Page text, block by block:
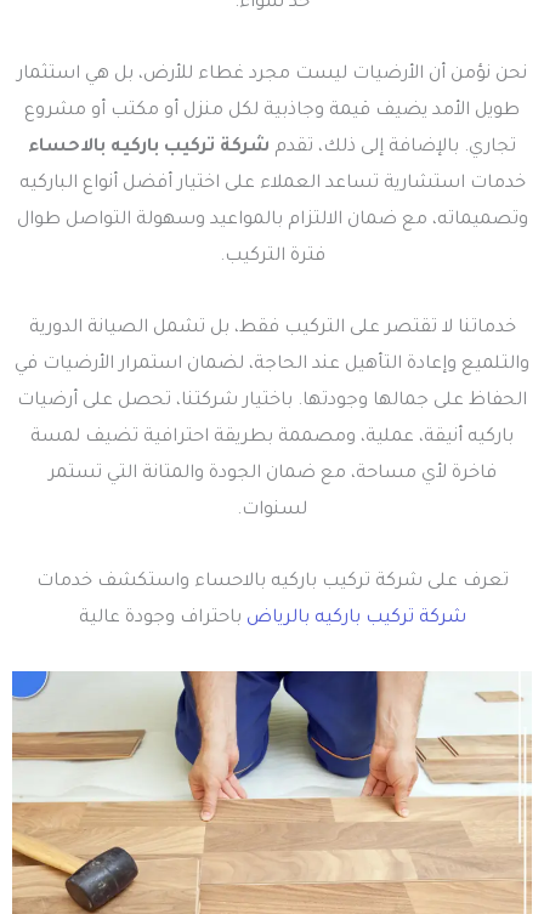
نحن نؤمن أن الأرضيات ليست مجرد غطاء للأرض، بل هي استثمار
طويل الأمد يضيف قيمة وجاذبية لكل منزل أو مكتب أو مشروع
تجاري. بالإضافة إلى ذلك، تقدم شركة تركيب باركيه بالاحساء
خدمات استشارية تساعد العملاء على اختيار أفضل أنواع الباركيه
وتصميماته، مع ضمان الالتزام بالمواعيد وسهولة التواصل طوال
فترة التركيب.
خدماتنا لا تقتصر على التركيب فقط، بل تشمل الصيانة الدورية
والتلميع وإعادة التأهيل عند الحاجة، لضمان استمرار الأرضيات في
الحفاظ على جمالها وجودتها. باختيار شركتنا، تحصل على أرضيات
باركيه أنيقة، عملية، ومصممة بطريقة احترافية تضيف لمسة
فاخرة لأي مساحة، مع ضمان الجودة والمتانة التي تستمر
لسنوات.
تعرف على شركة تركيب باركيه بالاحساء واستكشف خدمات
شركة تركيب باركيه بالرياض باحتراف وجودة عالية